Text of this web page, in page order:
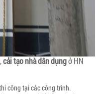
,cải tạo nhà dân dụngở HN
công tại các công trình.